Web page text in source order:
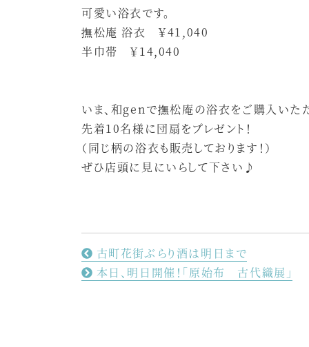
可愛い浴衣です。
撫松庵 浴衣 ￥41,040
半巾帯 ￥14,040
いま、和genで撫松庵の浴衣をご購入いた
先着10名様に団扇をプレゼント！
（同じ柄の浴衣も販売しております！）
ぜひ店頭に見にいらして下さい♪
古町花街ぶらり酒は明日まで
本日、明日開催！「原始布 古代織展」